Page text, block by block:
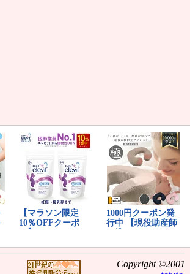
Copyright ©2001